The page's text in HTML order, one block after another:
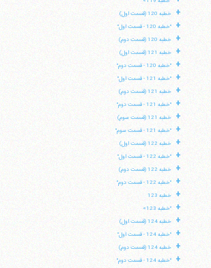
+ خطبه 120 (قسمت اول)
+ "خطبه 120 - قسمت اول"
+ خطبه 120 (قسمت دوم)
+ خطبه 121 (قسمت اول)
+ "خطبه 120 - قسمت دوم"
+ "خطبه 121 - قسمت اول"
+ خطبه 121 (قسمت دوم)
+ "خطبه 121 - قسمت دوم"
+ خطبه 121 (قسمت سوم)
+ "خطبه 121 - قسمت سوم"
+ خطبه 122 (قسمت اول)
+ "خطبه 122 - قسمت اول"
+ خطبه 122 (قسمت دوم)
+ "خطبه 122 - قسمت دوم"
+ خطبه 123
+ "خطبه 123»
+ خطبه 124 (قسمت اول)
+ "خطبه 124 - قسمت اول"
+ خطبه 124 (قسمت دوم)
+ "خطبه 124 - قسمت دوم"